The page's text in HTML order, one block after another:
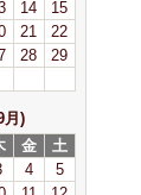
14
15
21
22
28
29
月)
金
土
4
5